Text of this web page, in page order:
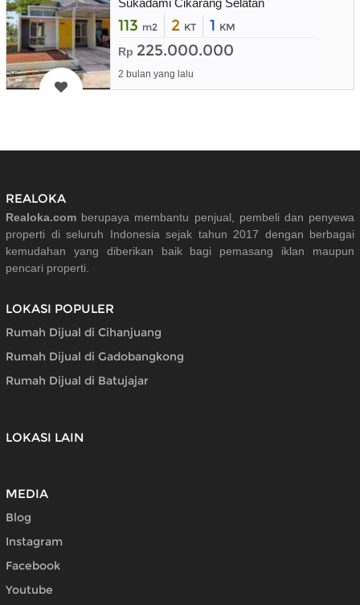
113 m2 2 KT 1 KM
Rp 225.000.000
2 bulan yang lalu
REALOKA
Realoka.com berupaya membantu penjual, pembeli dan penyewa
properti di seluruh Indonesia sejak tahun 2017 dengan berbagai
kemudahan yang diberikan baik bagi pemasang iklan maupun
pencari properti.
LOKASI POPULER
Rumah Dijual di Cihanjuang
Rumah Dijual di Gadobangkong
Rumah Dijual di Batujajar
LOKASI LAIN
MEDIA
Blog
Instagram
Facebook
Youtube